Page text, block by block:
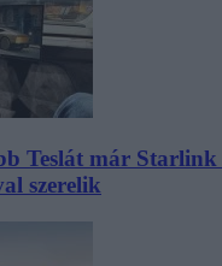
Teslát már
szerelik